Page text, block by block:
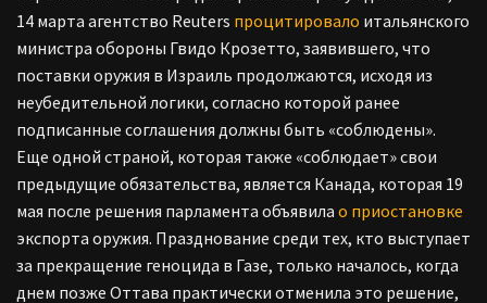
14 марта агентство Reuters процитировало итальянского
министра обороны Гвидо Крозетто, заявившего, что
поставки оружия в Израиль продолжаются, исходя из
неубедительной логики, согласно которой ранее
подписанные соглашения должны быть «соблюдены».
Еще одной страной, которая также «соблюдает» свои
предыдущие обязательства, является Канада, которая 19
мая после решения парламента объявила о приостановке
экспорта оружия. Празднование среди тех, кто выступает
за прекращение геноцида в Газе, только началось, когда
днем позже Оттава практически отменила это решение,